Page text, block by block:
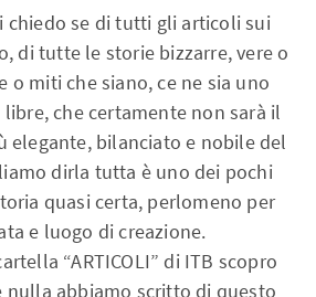
chiedo se di tutti gli articoli sui
di tutte le storie bizzarre, vere o
o miti che siano, ce ne sia uno
che certamente non sarà il
elegante, bilanciato e nobile del
dirla tutta è uno dei pochi
quasi certa, perlomeno per
e luogo di creazione.
“ARTICOLI” di ITB scopro
nulla abbiamo scritto di questo